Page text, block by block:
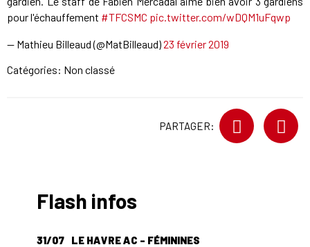
pour l'échauffement #TFCSMC pic.twitter.com/wDQM1uFqwp
— Mathieu Billeaud (@MatBilleaud)23 février 2019
Catégories: Non classé
PARTAGER:
Flash infos
31/07 LE HAVRE AC - FÉMININES